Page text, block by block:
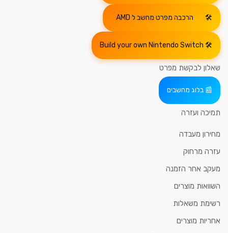
הרכבה מפרט מחשב ל AMD
Build your own Nintendo Switch
שאלון לבקשת מפרט
בלוג מחשבים
תמיכה ועזרה
מחירון מעבדה
עזרה מרחוק
מעקב אחר הזמנה
השוואות מוצרים
רשימת משאלות
אחריות מוצרים